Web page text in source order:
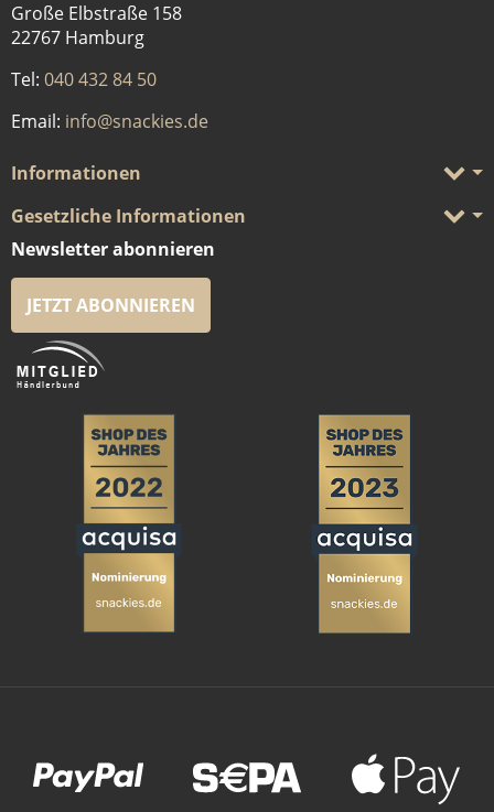
Große Elbstraße 158
22767 Hamburg
Tel: 040 432 84 50
Email: info@snackies.de
Informationen
Gesetzliche Informationen
Newsletter abonnieren
JETZT ABONNIEREN
Zahlungsmethoden